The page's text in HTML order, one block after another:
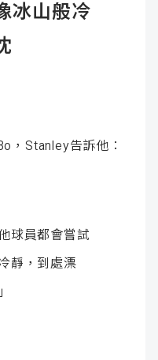
冰山般冷
，Stanley告訴他：
球員都會嘗試
靜，到處漂